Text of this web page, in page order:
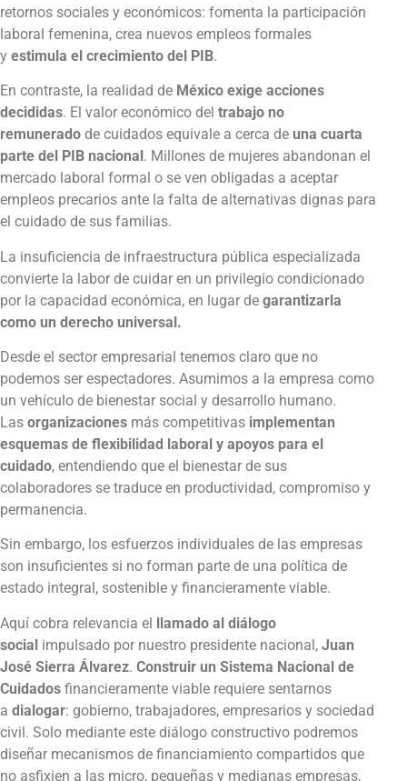
retornos sociales y económicos: fomenta la participación
laboral femenina, crea nuevos empleos formales
y estimula el crecimiento del PIB.
En contraste, la realidad de México exige acciones
decididas. El valor económico del trabajo no
remunerado de cuidados equivale a cerca de una cuarta
parte del PIB nacional . Millones de mujeres abandonan el
mercado laboral formal o se ven obligadas a aceptar
empleos precarios ante la falta de alternativas dignas para
el cuidado de sus familias.
La insuficiencia de infraestructura pública especializada
convierte la labor de cuidar en un privilegio condicionado
por la capacidad económica, en lugar de garantizarla
como un derecho universal.
Desde el sector empresarial tenemos claro que no
podemos ser espectadores. Asumimos a la empresa como
un vehículo de bienestar social y desarrollo humano.
Las organizaciones más competitivas implementan
esquemas de flexibilidad laboral y apoyos para el
cuidado, entendiendo que el bienestar de sus
colaboradores se traduce en productividad, compromiso y
permanencia.
Sin embargo, los esfuerzos individuales de las empresas
son insuficientes si no forman parte de una política de
estado integral, sostenible y financieramente viable.
Aquí cobra relevancia el llamado al diálogo
social impulsado por nuestro presidente nacional, Juan
José Sierra Álvarez. Construir un Sistema Nacional de
Cuidados financieramente viable requiere sentarnos
a dialogar: gobierno, trabajadores, empresarios y sociedad
civil. Solo mediante este diálogo constructivo podremos
diseñar mecanismos de financiamiento compartidos que
no asfixien a las micro, pequeñas y medianas empresas,